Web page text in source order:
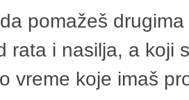
pomažeš
rata i nasilja, a koji
vreme koje imaš